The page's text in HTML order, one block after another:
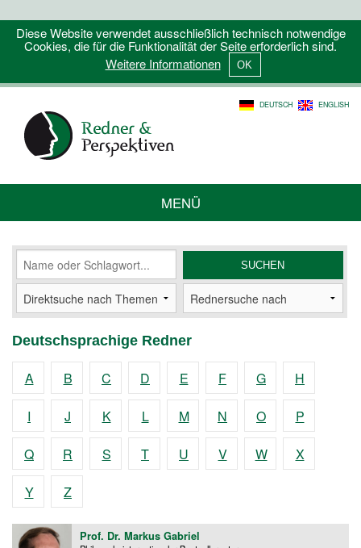
Diese Website verwendet ausschließlich technisch notwendige
Cookies, die für die Funktionalität der Seite erforderlich sind.
Weitere Informationen
DEUTSCH ENGLISH
MENÜ
Deutschsprachige Redner
A B C D E F G H
I J K L M N O P
Q R S T U V W X
Y Z
Prof. Dr. Markus Gabriel